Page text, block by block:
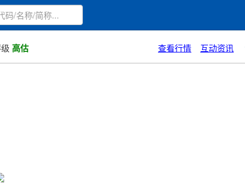
高估 查看行情 互动资讯